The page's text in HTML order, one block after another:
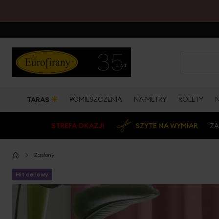
TARAS ☀ POMIESZCZENIA NA METRY ROLETY
STREFA OKAZJI SZYTE NA WYMIAR
Zasłony
Przejdź
Hit cenowy